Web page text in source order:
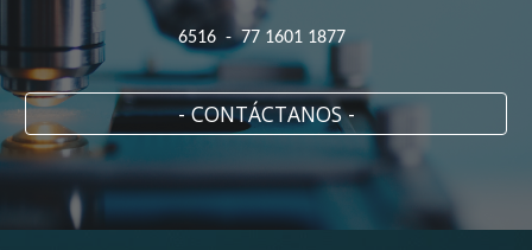
6516 - 77 1601 1877
- CONTÁCTANOS -